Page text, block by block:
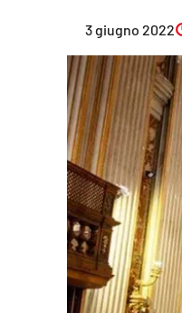
Streaming
Lac Network
3 giugno 2022